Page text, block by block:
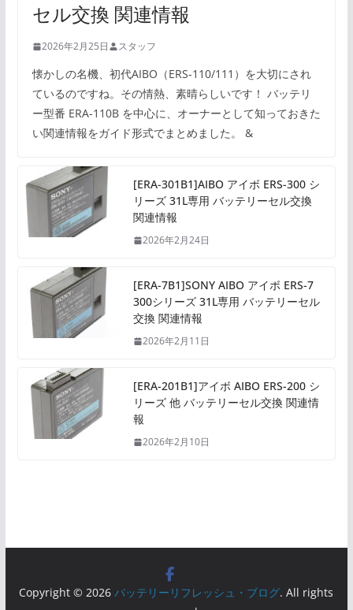
セル交換 関連情報
2026年2月25日 スタッフ
懐かしの名機、初代AIBO（ERS-110/111）を大切にされ
ているのですね。その情熱、素晴らしいです！ バッテリ
ー型番 ERA-110B を中心に、オーナーとして知っておきた
い関連情報をガイド形式でまとめました。 &
[ERA-301B1]AIBO アイボ ERS-300 シ
リーズ 31L専用 バッテリーセル交換
関連情報
2026年2月24日
[ERA-7B1]SONY AIBO アイボ ERS-7
300シリーズ 31L専用 バッテリーセル
交換 関連情報
2026年2月11日
[ERA-201B1]アイボ AIBO ERS-200 シ
リーズ 他 バッテリーセル交換 関連情
報
2026年2月10日
Copyright © 2026バッテリーリフレッシュ・ブログ. All rights